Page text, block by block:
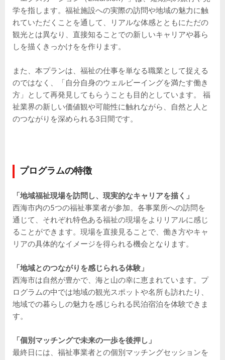
学を指します。福祉施設への実際の訪問や地域の魅力に触
れていただくことを通して、リアルな体感とともにただの
観光とは異なり、直接知ることでの新しいキャリアや暮ら
しを描くきっかけをを作ります。
また、本プランは、福祉の仕事を単なる職業として捉える
のではなく、「自分自身のウェルビーイングを満たす働き
方」として再発見してもらうことも目的としています。 福
祉業界の新しい価値観や可能性に触れながら、自然と人と
のつながりを深められる3日間です。
プログラムの特徴
「地域福祉現場を訪問し、現実的なキャリアを描く」
西海市内の5つの福祉事業者が参加。各事業所への訪問を
通じて、それぞれ特色ある福祉の現場をよりリアルに感じ
ることができます。現場を直接見ることで、働き方やキャ
リアの具体的なイメージを得られる機会となります。
「地域とのつながりを感じられる体験」
西海市は自然が豊かで、海と山の幸に恵まれています。プ
ログラムの中では地域の観光スポットや名所も訪れたり、
地域での暮らしの魅力を感じられる民泊宿泊を体験できま
す。
「個別マッチングで未来の一歩を後押し」
最終日には、福祉事業者との個別マッチングセッションを